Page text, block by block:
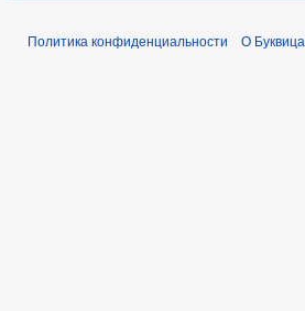
Политика конфиденциальности О Буквица